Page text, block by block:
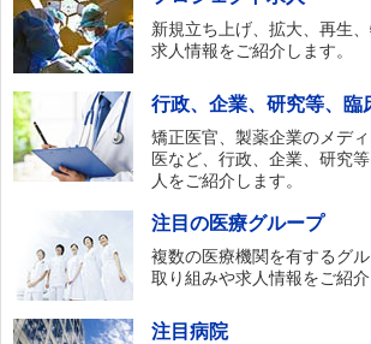
新規立ち上げ、拡大、再生
求人情報をご紹介します。
行政、企業、研究等、臨
矯正医官、製薬企業のメデ
医など、行政、企業、研究
人をご紹介します。
注目の医療グループ
複数の医療機関を有するグ
取り組みや求人情報をご紹介
注目病院